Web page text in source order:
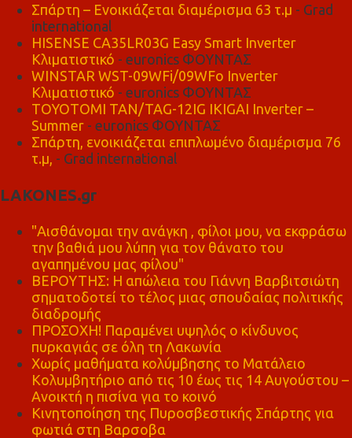
Σπάρτη – Ενοικιάζεται διαμέρισμα 63 τ.μ - Grad
international
HISENSE CA35LR03G Easy Smart Inverter
Κλιματιστικό - euronics ΦΟΥΝΤΑΣ
WINSTAR WST-09WFi/09WFo Inverter
Κλιματιστικό - euronics ΦΟΥΝΤΑΣ
TOYOTOMI TAN/TAG-12IG IKIGAI Inverter –
Summer - euronics ΦΟΥΝΤΑΣ
Σπάρτη, ενοικιάζεται επιπλωμένο διαμέρισμα 76
τ.μ, - Grad international
LAKONES.gr
"Αισθάνομαι την ανάγκη , φίλοι μου, να εκφράσω
την βαθιά μου λύπη για τον θάνατο του
αγαπημένου μας φίλου"
ΒΕΡΟΥΤΗΣ: Η απώλεια του Γιάννη Βαρβιτσιώτη
σηματοδοτεί το τέλος μιας σπουδαίας πολιτικής
διαδρομής
ΠΡΟΣΟΧΗ! Παραμένει υψηλός ο κίνδυνος
πυρκαγιάς σε όλη τη Λακωνία
Χωρίς μαθήματα κολύμβησης το Ματάλειο
Κολυμβητήριο από τις 10 έως τις 14 Αυγούστου –
Ανοικτή η πισίνα για το κοινό
Κινητοποίηση της Πυροσβεστικής Σπάρτης για
φωτιά στη Βαρσοβα